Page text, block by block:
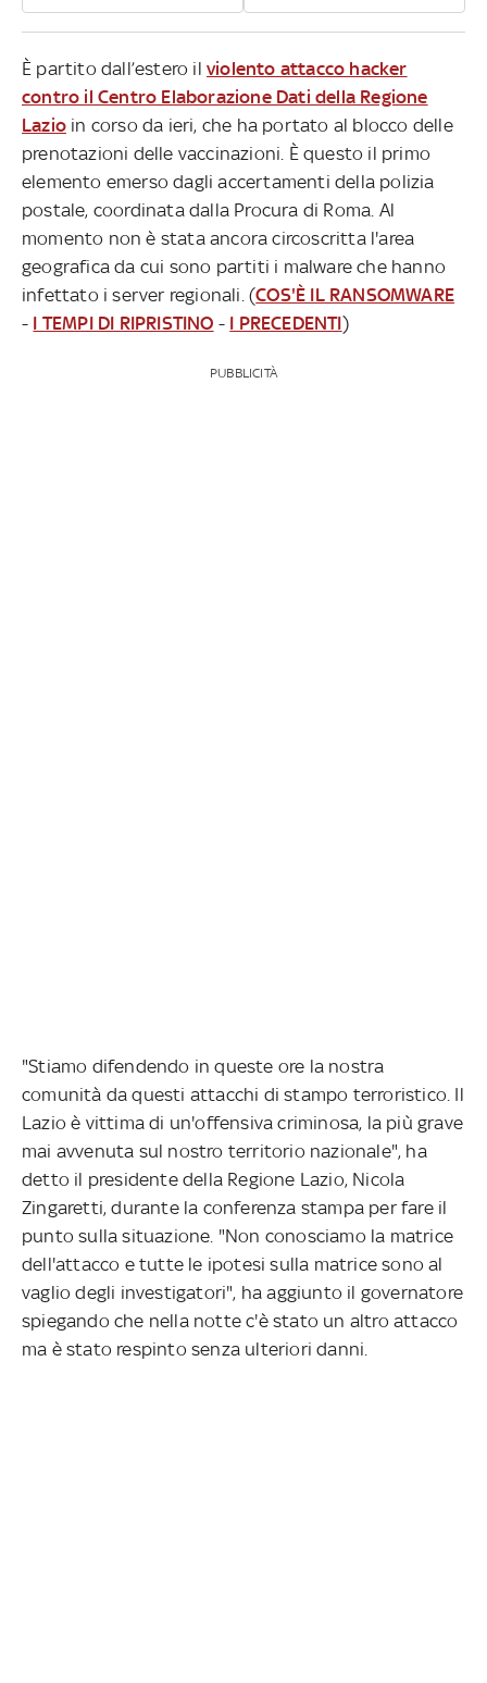
È partito dall’estero il violento attacco hacker
contro il Centro Elaborazione Dati della Regione
Lazio in corso da ieri, che ha portato al blocco delle
prenotazioni delle vaccinazioni. È questo il primo
elemento emerso dagli accertamenti della polizia
postale, coordinata dalla Procura di Roma. Al
momento non è stata ancora circoscritta l'area
geografica da cui sono partiti i malware che hanno
infettato i server regionali. (COS'È IL RANSOMWARE
- I TEMPI DI RIPRISTINO - I PRECEDENTI)
PUBBLICITÀ
"Stiamo difendendo in queste ore la nostra
comunità da questi attacchi di stampo terroristico. Il
Lazio è vittima di un'offensiva criminosa, la più grave
mai avvenuta sul nostro territorio nazionale", ha
detto il presidente della Regione Lazio, Nicola
Zingaretti, durante la conferenza stampa per fare il
punto sulla situazione. "Non conosciamo la matrice
dell'attacco e tutte le ipotesi sulla matrice sono al
vaglio degli investigatori", ha aggiunto il governatore
spiegando che nella notte c'è stato un altro attacco
ma è stato respinto senza ulteriori danni.